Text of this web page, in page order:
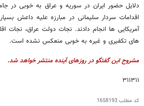
دلایل حضور ایران در سوریه و عراق به خوبی در
اقدامات سردار سلیمانی در مبارزه علیه داعش
آمریکایی ها انجام دادند. نجات دولت عراق، نجات
های تکفیری و غیره به خوبی منعکس نشده است.
مشروح این گفتگو در روزهای آینده منتشر خواهد شد.
۳۱۱۳۱۱
کد مطلب1658193